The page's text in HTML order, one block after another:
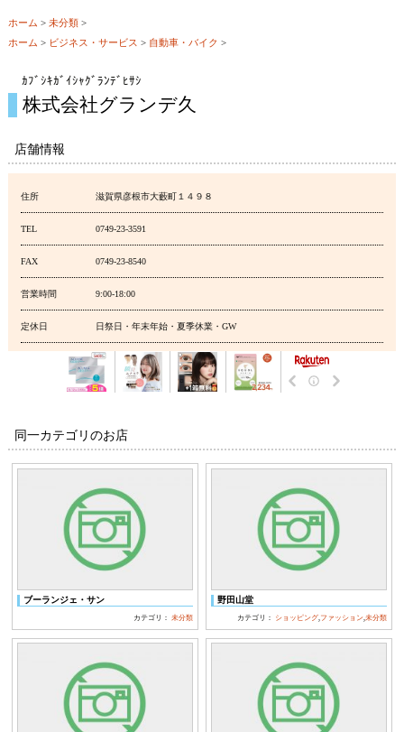
ホーム > 未分類>
ホーム > ビジネス・サービス > 自動車・バイク >
ｶﾌﾞｼｷｶﾞｲｼｬｸﾞﾗﾝﾃﾞﾋｻｼ
株式会社グランデ久
店舗情報
住所 滋賀県彦根市大藪町１４９８
TEL 0749-23-3591
FAX 0749-23-8540
営業時間 9:00-18:00
定休日 日祭日・年末年始・夏季休業・GW
同一カテゴリのお店
ブーランジェ・サン
カテゴリ：未分類
野田山堂
カテゴリ： ショッピング ファッション ,未分類